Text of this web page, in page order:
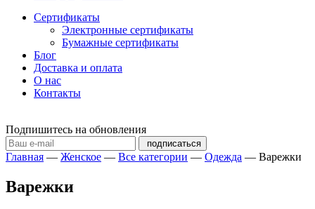
Сертификаты
Электронные сертификаты
Бумажные сертификаты
Блог
Доставка и оплата
О нас
Контакты
Подпишитесь на обновления
подписаться
Главная — Женское — Все категории — Одежда — Варежки
Варежки